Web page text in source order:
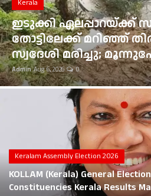
Technology
Health
Jobs Mall
Career
Education
Kerala
ഇടുക്കി ഏലപ്പാറയ്ക്ക്
തോട്ടിലേക്ക് മറിഞ്ഞ്
സ്വദേശി മരിച്ചു;
Admin Aug 6, 2026 0
Keralam Assembly Election 2026
KOLLAM (Kerala) General
Constituencies Kerala Results